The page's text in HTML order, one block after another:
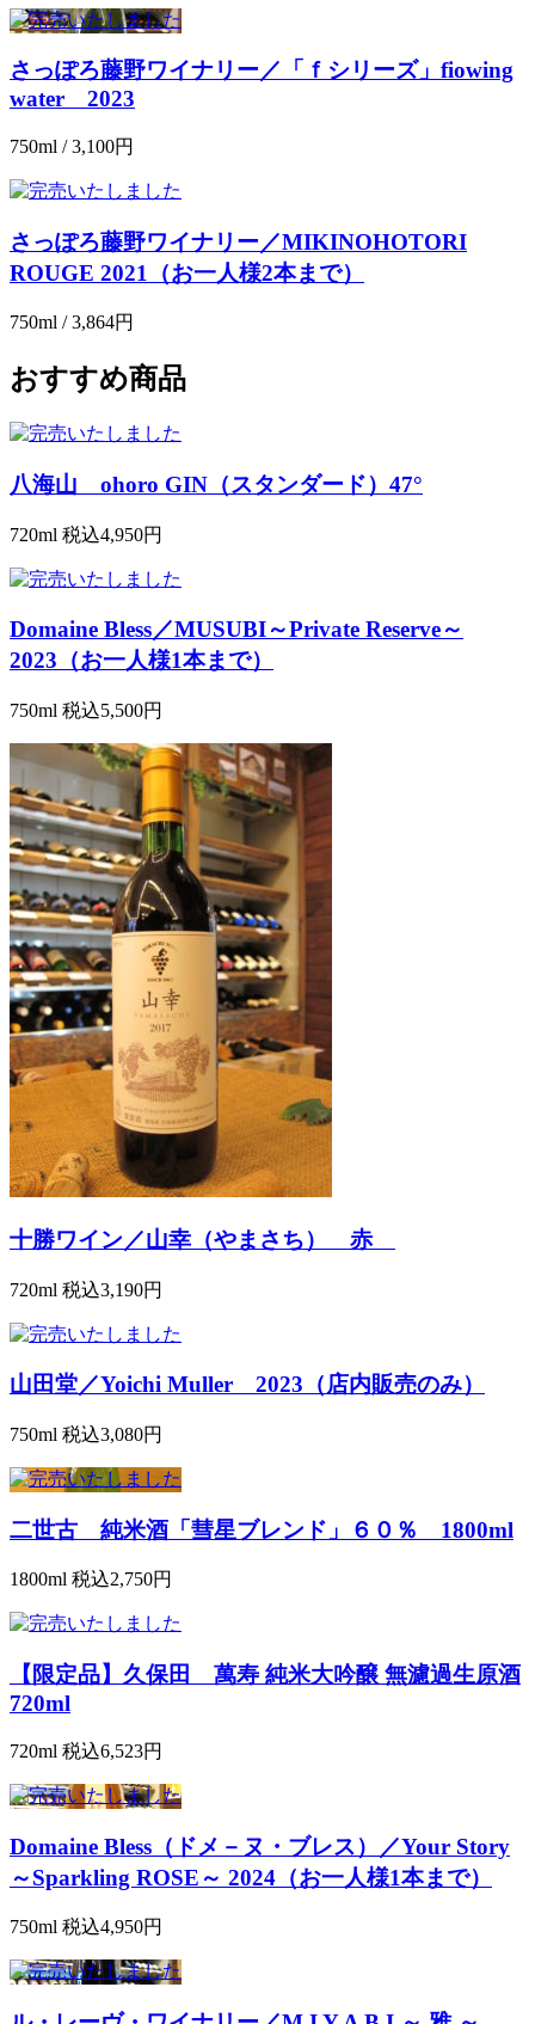
さっぽろ藤野ワイナリー／「ｆシリーズ」fiowing
water 2023
750ml / 3,100円
さっぽろ藤野ワイナリー／MIKINOHOTORI
ROUGE 2021（お一人様2本まで）
750ml / 3,864円
おすすめ商品
八海山 ohoro GIN（スタンダード）47°
720ml 税込4,950円
Domaine Bless／MUSUBI～Private Reserve～
2023（お一人様1本まで）
750ml 税込5,500円
十勝ワイン／山幸（やまさち） 赤
720ml 税込3,190円
山田堂／Yoichi Muller 2023（店内販売のみ）
750ml 税込3,080円
二世古 純米酒「彗星ブレンド」６０％ 1800ml
1800ml 税込2,750円
【限定品】久保田 萬寿 純米大吟醸 無濾過生原酒
720ml
720ml 税込6,523円
Domaine Bless（ドメ－ヌ・ブレス）／Your Story
～Sparkling ROSE～ 2024（お一人様1本まで）
750ml 税込4,950円